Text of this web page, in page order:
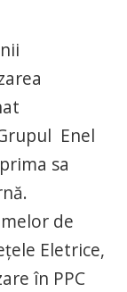
Enel
sa
de
Eletrice,
în PPC